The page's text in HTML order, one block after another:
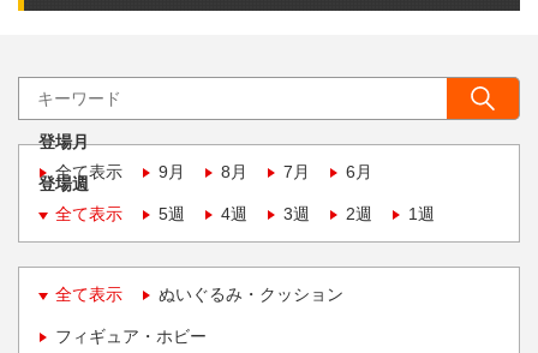
登場月
全て表示
9月 8月 7月 6月
登場週
全て表示
5週 4週 3週 2週 1週
全て表示 ぬいぐるみ・クッション
フィギュア・ホビー